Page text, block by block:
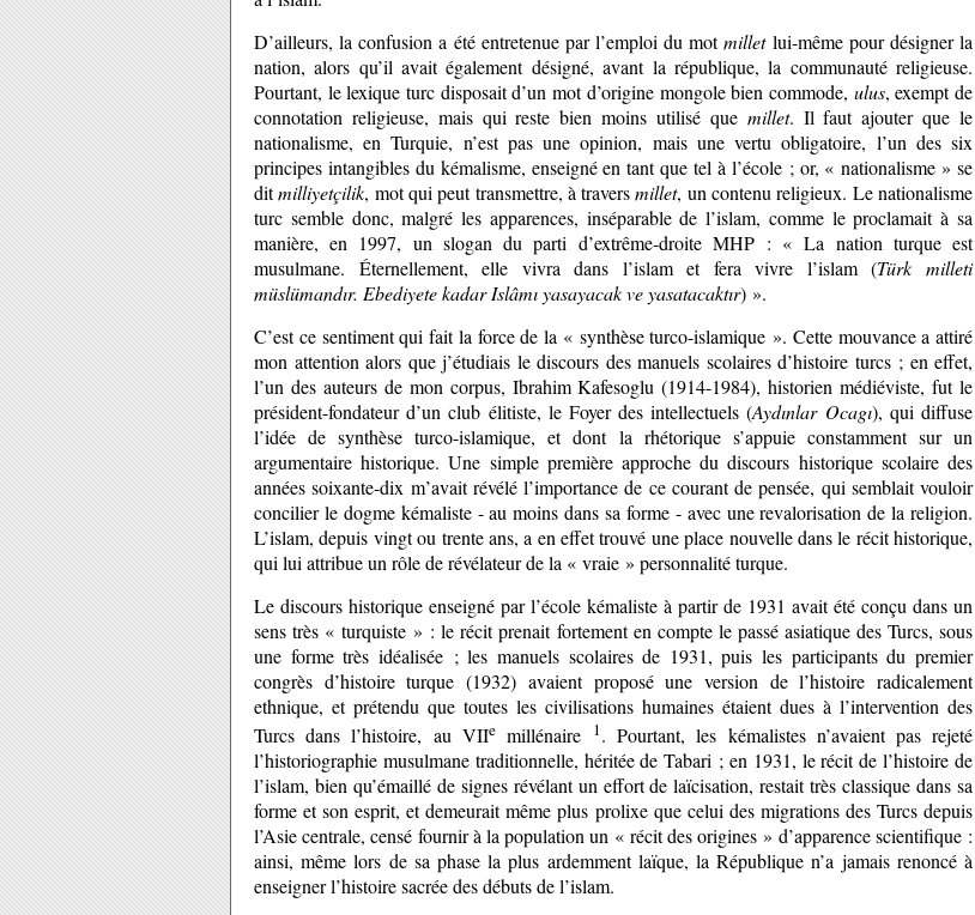
D’ailleurs, la confusion a été entretenue par l’emploi du motmilletlui-même pour désigner la
nation, alors qu’il avait également désigné, avant la république, la communauté religieuse.
Pourtant, le lexique turc disposait d’un mot d’origine mongole bien commode, ulus, exempt de
connotation religieuse, mais qui reste bien moins utilisé que millet. Il faut ajouter que le
nationalisme, en Turquie, n’est pas une opinion, mais une vertu obligatoire, l’un des six
principes intangibles du kémalisme, enseigné en tant que tel à l’école ; or, « nationalisme » se
ditmilliyetçilik, mot qui peut transmettre, à traversmillet, un contenu religieux. Le nationalisme
turc semble donc, malgré les apparences, inséparable de l’islam, comme le proclamait à sa
manière, en 1997, un slogan du parti d’extrême-droite MHP : « La nation turque est
musulmane. Éternellement, elle vivra dans l’islam et fera vivre l’islam (Türk milleti
müslümandır. Ebediyete kadar Islâmı yasayacak ve yasatacaktır) ».
C’est ce sentiment qui fait la force de la « synthèse turco-islamique ». Cette mouvance a attiré
mon attention alors que j’étudiais le discours des manuels scolaires d’histoire turcs ; en effet,
l’un des auteurs de mon corpus, Ibrahim Kafesoglu (1914-1984), historien médiéviste, fut le
président-fondateur d’un club élitiste, le Foyer des intellectuels (Aydınlar Ocagı), qui diffuse
l’idée de synthèse turco-islamique, et dont la rhétorique s’appuie constamment sur un
argumentaire historique. Une simple première approche du discours historique scolaire des
années soixante-dix m’avait révélé l’importance de ce courant de pensée, qui semblait vouloir
concilier le dogme kémaliste - au moins dans sa forme - avec une revalorisation de la religion.
L’islam, depuis vingt ou trente ans, a en effet trouvé une place nouvelle dans le récit historique,
qui lui attribue un rôle de révélateur de la « vraie » personnalité turque.
Le discours historique enseigné par l’école kémaliste à partir de 1931 avait été conçu dans un
sens très « turquiste » : le récit prenait fortement en compte le passé asiatique des Turcs, sous
une forme très idéalisée ; les manuels scolaires de 1931, puis les participants du premier
congrès d’histoire turque (1932) avaient proposé une version de l’histoire radicalement
ethnique, et prétendu que toutes les civilisations humaines étaient dues à l’intervention des
Turcs dans l’histoire, au VIIemillénaire 1. Pourtant, les kémalistes n’avaient pas rejeté
l’historiographie musulmane traditionnelle, héritée de Tabari ; en 1931, le récit de l’histoire de
l’islam, bien qu’émaillé de signes révélant un effort de laïcisation, restait très classique dans sa
forme et son esprit, et demeurait même plus prolixe que celui des migrations des Turcs depuis
l’Asie centrale, censé fournir à la population un « récit des origines » d’apparence scientifique :
ainsi, même lors de sa phase la plus ardemment laïque, la République n’a jamais renoncé à
enseigner l’histoire sacrée des débuts de l’islam.